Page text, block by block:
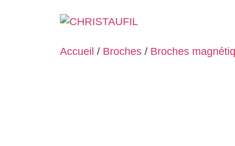
Accueil / Broches / Broches